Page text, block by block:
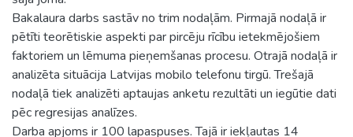
Bakalaura darbs sastāv no trim nodaļām. Pirmajā nodaļā ir
pētīti teorētiskie aspekti par pircēju rīcību ietekmējošiem
faktoriem un lēmuma pieņemšanas procesu. Otrajā nodaļā ir
analizēta situācija Latvijas mobilo telefonu tirgū. Trešajā
nodaļā tiek analizēti aptaujas anketu rezultāti un iegūtie dati
pēc regresijas analīzes.
Darba apjoms ir 100 lapaspuses. Tajā ir iekļautas 14